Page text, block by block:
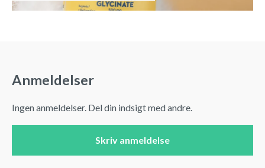
Anmeldelser
Ingen anmeldelser. Del din indsigt med andre.
Skriv anmeldelse